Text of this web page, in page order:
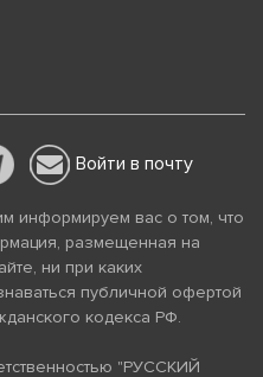
Войти в почту
информируем вас о том, что
размещенная на
ни при каких
публичной офертой
кодекса РФ.
"РУССКИЙ